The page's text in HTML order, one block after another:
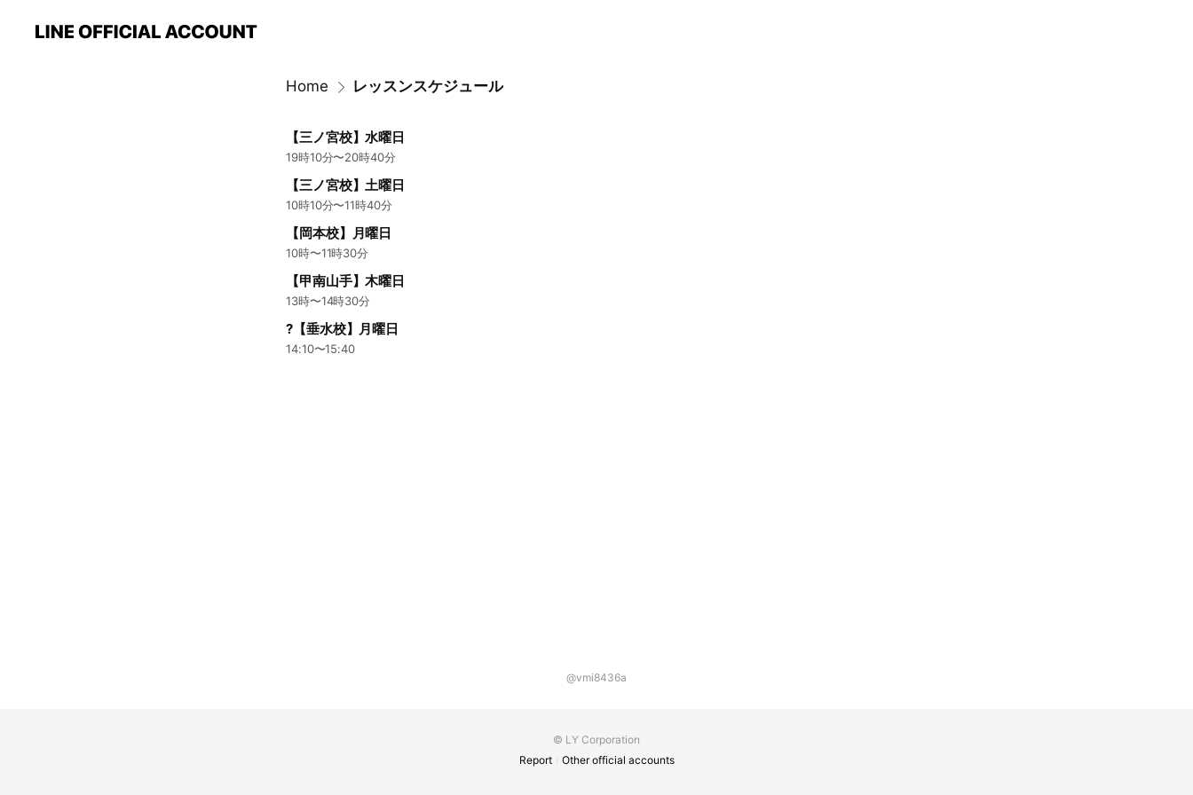
Home レッスンスケジュール
【三ノ宮校】水曜日
19時10分〜20時40分
【三ノ宮校】土曜日
10時10分〜11時40分
【岡本校】月曜日
10時〜11時30分
【甲南山手】木曜日
13時〜14時30分
?【垂水校】月曜日
14:10〜15:40
@vmi8436a
© LY Corporation
Report
Other official accounts